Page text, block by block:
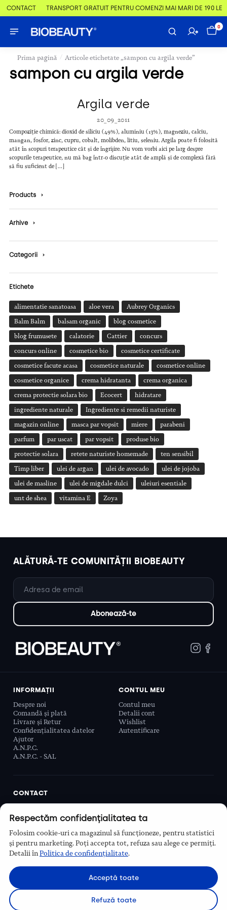
CONTACT TRANSPORT GRATUIT PENTRU COMENZI MAI MARI DE 190 LEI
0
Prima pagină / Articole etichetate „sampon cu argila verde”
sampon cu argila verde
Argila verde
20_09_2011
Compoziție chimică: dioxid de siliciu (49%), aluminiu (13%), magneziu, calciu,
mangan, fosfor, zinc, cupru, cobalt, molibden, litiu, seleniu. Argila poate fi folosită
atât în scopuri terapeutice cât și de îngrijire. Nu vom vorbi aici pe larg despre
scopurile terapeutice, nu mă bag într-o discuție atât de amplă și de complexă fără
să fiu suficient de […]
Products ›
Arhive ›
Categorii ›
Etichete
alimentatie sanatoasa aloe vera Aubrey Organics
Balm Balm balsam organic blog cosmetice
blog frumusete calatorie Cattier concurs
concurs online cosmetice bio cosmetice certificate
cosmetice facute acasa cosmetice naturale cosmetice online
cosmetice organice crema hidratanta crema organica
crema protectie solara bio Ecocert hidratare
ingrediente naturale Ingrediente si remedii naturiste
magazin online masca par vopsit miere parabeni
parfum par uscat par vopsit produse bio
protectie solara retete naturiste homemade ten sensibil
Timp liber ulei de argan ulei de avocado ulei de jojoba
ulei de masline ulei de migdale dulci uleiuri esentiale
unt de shea vitamina E Zoya
ALĂTURĂ-TE COMUNITĂȚII BIOBEAUTY
INFORMAȚII
Despre noi
Comandă și plată
Livrare și Retur
Confidențialitatea datelor
Ajutor
A.N.P.C.
A.N.P.C. - SAL
CONTUL MEU
Contul meu
Detalii cont
Wishlist
Autentificare
CONTACT
Sector 6, București, România
Program
Luni–Vineri, 9:00 – 16:00
Respectăm confidențialitatea ta
Folosim cookie-uri ca magazinul să funcționeze, pentru statistici
și pentru marketing. Poți accepta tot, refuza sau alege ce permiți.
Detalii înPolitica de confidențialitate.
Acceptă toate
Refuză toate